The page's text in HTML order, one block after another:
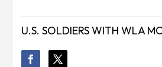
U.S. SOLDIERS WITH WLA